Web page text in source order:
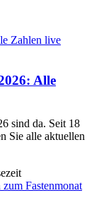
Alle
sind da. Seit 18
Sie alle aktuellen